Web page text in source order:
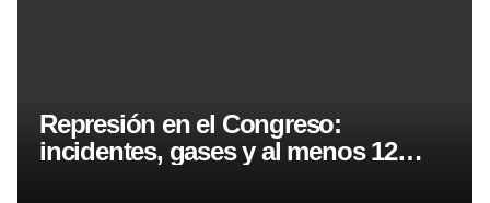
Represión en el Congreso:
incidentes, gases y al menos 12